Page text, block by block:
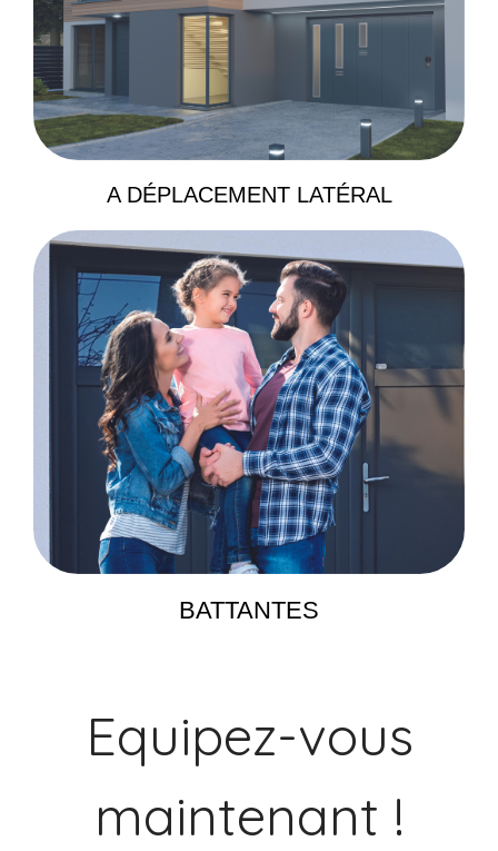
A DÉPLACEMENT LATÉRAL
BATTANTES
Equipez-vous
maintenant !